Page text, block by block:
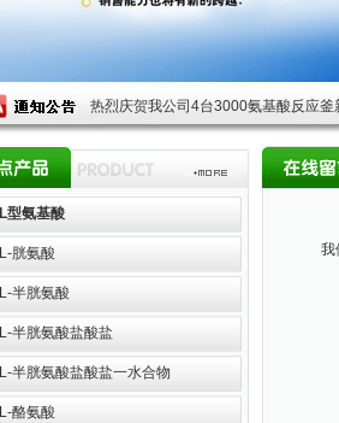
热烈庆贺我公司4台3000氨基酸反应
L型氨基酸
L-胱氨酸
L-半胱氨酸
L-半胱氨酸盐酸盐
L-半胱氨酸盐酸盐一水合物
L-酪氨酸
我